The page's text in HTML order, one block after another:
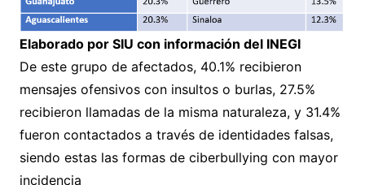
Elaborado por SIU con información del INEGI
De este grupo de afectados, 40.1% recibieron
mensajes ofensivos con insultos o burlas, 27.5%
recibieron llamadas de la misma naturaleza, y 31.4%
fueron contactados a través de identidades falsas,
siendo estas las formas de ciberbullying con mayor
incidencia